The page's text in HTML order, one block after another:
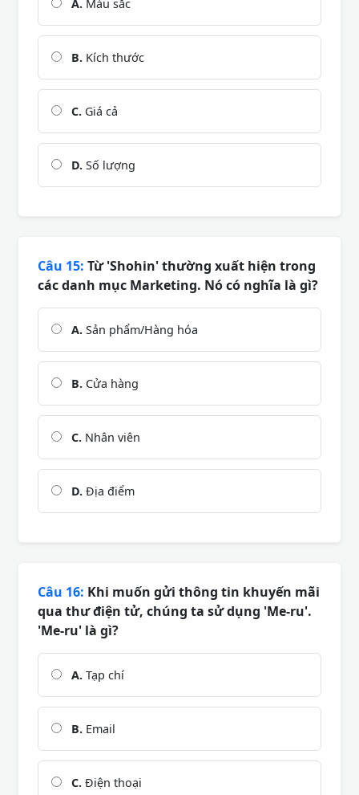
A. Màu sắc
B. Kích thước
C. Giá cả
D. Số lượng
Câu 15: Từ 'Shohin' thường xuất hiện trong
các danh mục Marketing. Nó có nghĩa là gì?
A. Sản phẩm/Hàng hóa
B. Cửa hàng
C. Nhân viên
D. Địa điểm
Câu 16: Khi muốn gửi thông tin khuyến mãi
qua thư điện tử, chúng ta sử dụng 'Me-ru'.
'Me-ru' là gì?
A. Tạp chí
B. Email
C. Điện thoại